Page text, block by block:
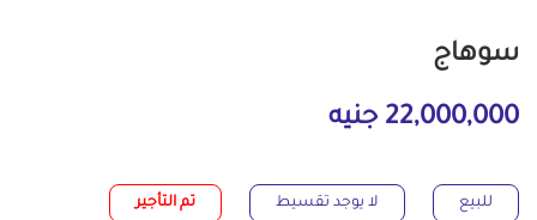
سوهاج
22,000,000 جنيه
للبيع لا يوجد تقسيط تم التأجير